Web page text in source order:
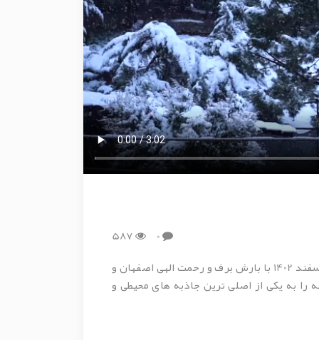
0
، امسال هم در اسفند 1402 با بارش برف و رحمت الهی اصفهان و
به یکی از اصلی ترین جاذبه های محیطی و